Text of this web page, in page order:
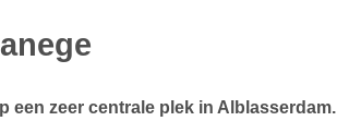
een zeer centrale plek in Alblasserdam.